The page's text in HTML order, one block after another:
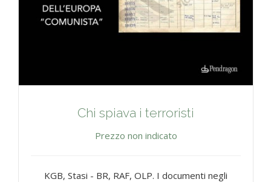
Chi spiava i terroristi
Prezzo non indicato
KGB, Stasi - BR, RAF, OLP. I documenti negli